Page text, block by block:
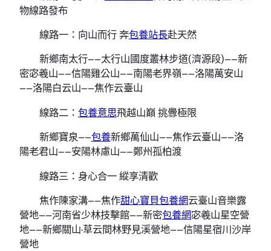
物線路發布
線路一：向山而行 奔包養站長赴天然
新鄉南太行——太行山國度叢林步道(濟源段)——新
密宓羲山——信陽雞公山——南陽老界嶺——洛陽萬安山
——洛陽白云山——焦作云臺山
線路二： 包養意思飛越山巔 挑釁極限
新鄉寶泉——包養新鄉萬仙山——焦作云臺山——洛
陽老君山——安陽林慮山——鄭州孤柏渡
線路三：身心合一 縱享清歡
焦作陳家溝——焦作甜心寶貝包養網云臺山音樂露
營地——河南省少林技擊館——新密包養網宓羲山星空營
地——新鄉關山·草云間林野見溪營地——信陽星宿川沙岸
營地